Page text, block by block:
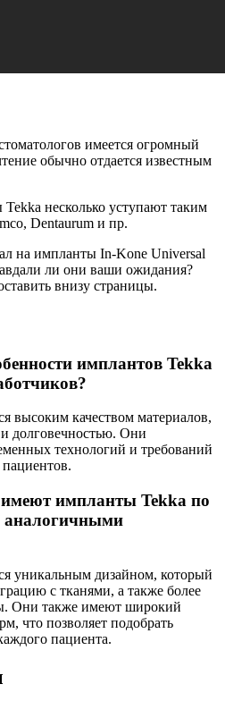
имеется огромный
обычно отдается известным
несколько уступают таким
Dentaurum и пр.
на импланты In-Kone Universal
ли они ваши ожидания?
внизу страницы.
имплантов Tekka
высоким качеством материалов,
долговечностью. Они
технологий и требований
импланты Tekka по
аналогичными
уникальным дизайном, который
с тканями, а также более
Они также имеют широкий
что позволяет подобрать
пациента.